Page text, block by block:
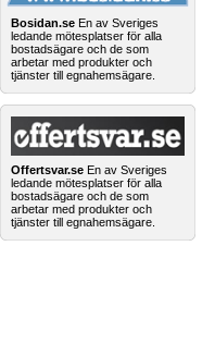
Bosidan.se En av Sveriges
ledande mötesplatser för alla
bostadsägare och de som
arbetar med produkter och
tjänster till egnahemsägare.
Offertsvar.se En av Sveriges
ledande mötesplatser för alla
bostadsägare och de som
arbetar med produkter och
tjänster till egnahemsägare.